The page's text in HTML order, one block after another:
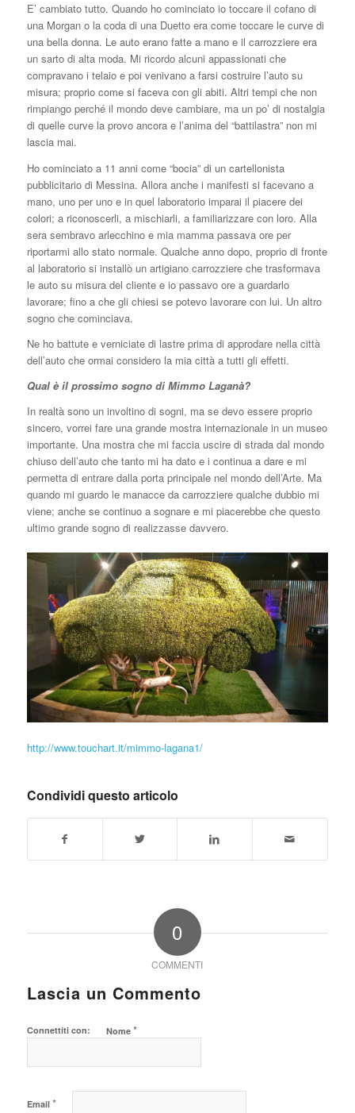
E’ cambiato tutto. Quando ho cominciato io toccare il cofano di
una Morgan o la coda di una Duetto era come toccare le curve di
una bella donna. Le auto erano fatte a mano e il carrozziere era
un sarto di alta moda. Mi ricordo alcuni appassionati che
compravano i telaio e poi venivano a farsi costruire l’auto su
misura; proprio come si faceva con gli abiti. Altri tempi che non
rimpiango perché il mondo deve cambiare, ma un po’ di nostalgia
di quelle curve la provo ancora e l’anima del “battilastra” non mi
lascia mai.
Ho cominciato a 11 anni come “bocia” di un cartellonista
pubblicitario di Messina. Allora anche i manifesti si facevano a
mano, uno per uno e in quel laboratorio imparai il piacere dei
colori; a riconoscerli, a mischiarli, a familiarizzare con loro. Alla
sera sembravo arlecchino e mia mamma passava ore per
riportarmi allo stato normale. Qualche anno dopo, proprio di fronte
al laboratorio si installò un artigiano carrozziere che trasformava
le auto su misura del cliente e io passavo ore a guardarlo
lavorare; fino a che gli chiesi se potevo lavorare con lui. Un altro
sogno che cominciava.
Ne ho battute e verniciate di lastre prima di approdare nella città
dell’auto che ormai considero la mia città a tutti gli effetti.
Qual è il prossimo sogno di Mimmo Laganà?
In realtà sono un involtino di sogni, ma se devo essere proprio
sincero, vorrei fare una grande mostra internazionale in un museo
importante. Una mostra che mi faccia uscire di strada dal mondo
chiuso dell’auto che tanto mi ha dato e i continua a dare e mi
permetta di entrare dalla porta principale nel mondo dell’Arte. Ma
quando mi guardo le manacce da carrozziere qualche dubbio mi
viene; anche se continuo a sognare e mi piacerebbe che questo
ultimo grande sogno di realizzasse davvero.
http://www.touchart.it/mimmo-lagana1/
Condividi questo articolo
0
COMMENTI
Lascia un Commento
Connettiti con: Nome *
Email *